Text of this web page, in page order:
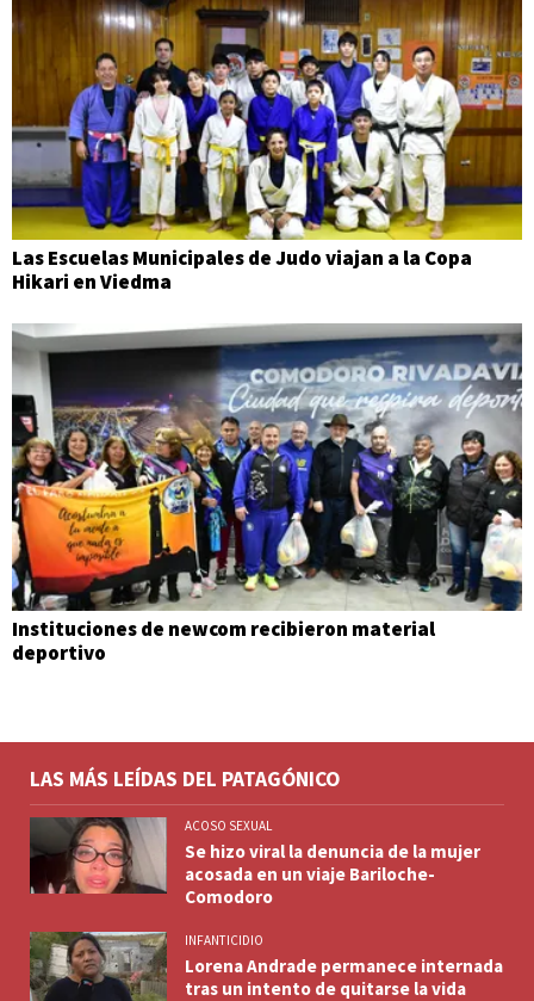
Las Escuelas Municipales de Judo viajan a la Copa
Hikari en Viedma
Instituciones de newcom recibieron material
deportivo
LAS MÁS LEÍDAS DEL PATAGÓNICO
ACOSO SEXUAL
Se hizo viral la denuncia de la mujer
acosada en un viaje Bariloche-
Comodoro
INFANTICIDIO
Lorena Andrade permanece internada
tras un intento de quitarse la vida